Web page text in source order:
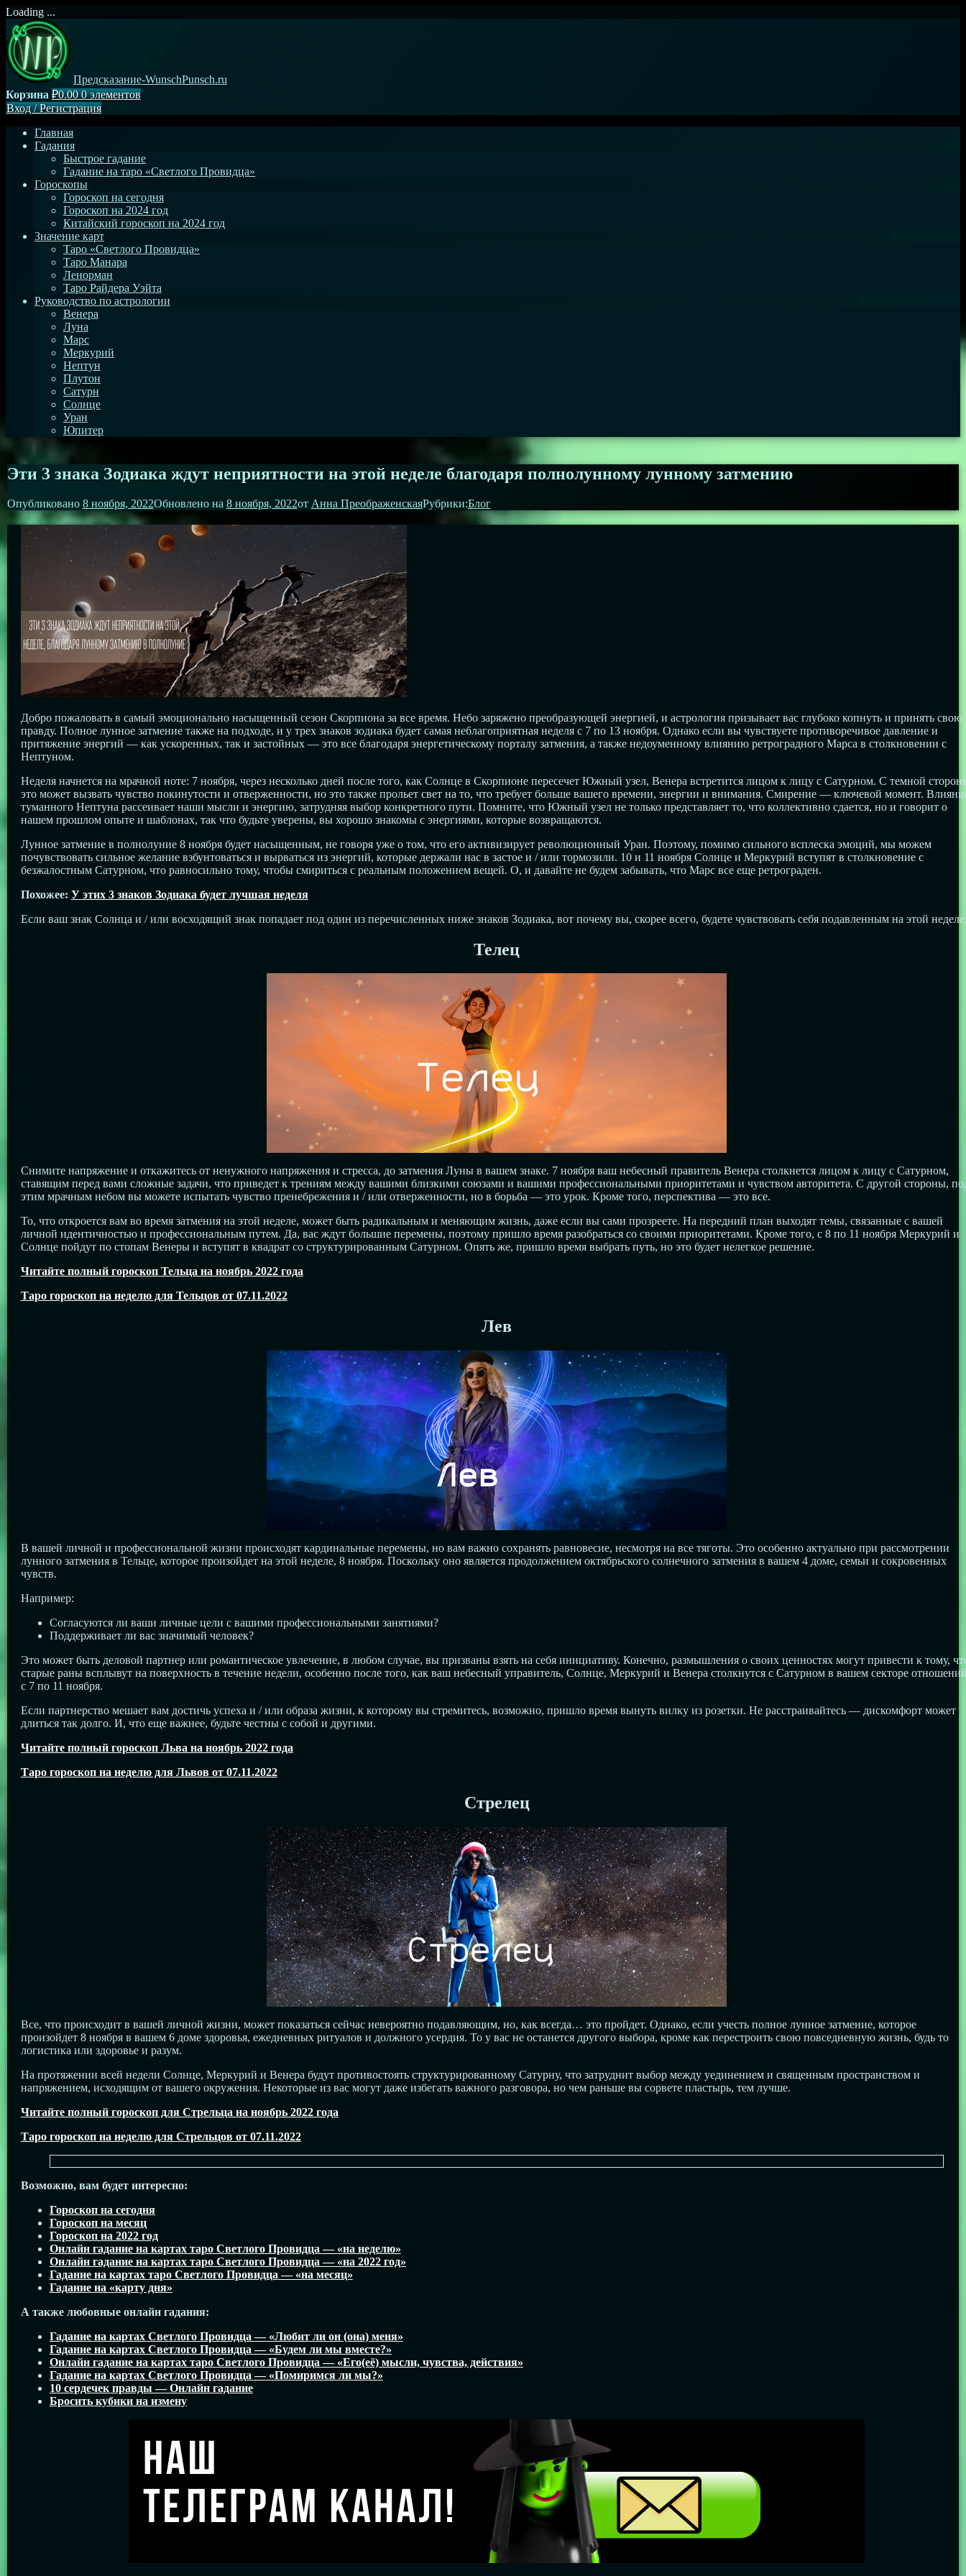
Loading ...
Перейти
к
содержимому
Предсказание-WunschPunsch.ru
Корзина ₽0.000 элементов
Вход/Регистрация
Главная
Гадания
Быстрое гадание
Гадание на таро «Светлого Провидца»
Гороскопы
Гороскоп на сегодня
Гороскоп на 2024 год
Китайский гороскоп на 2024 год
Значение карт
Таро «Светлого Провидца»
Таро Манара
Ленорман
Таро Райдера Уэйта
Руководство по астрологии
Венера
Луна
Марс
Меркурий
Нептун
Плутон
Сатурн
Солнце
Уран
Юпитер
Эти 3 знака Зодиака ждут неприятности на этой неделе благодаря полнолунному лунному затмению
Опубликовано 8 ноября, 2022Обновлено на 8 ноября, 2022от Анна ПреображенскаяРубрики:Блог
Добро пожаловать в самый эмоционально насыщенный сезон Скорпиона за все время. Небо заряжено преобразующей энергией, и астрология призывает вас глубоко копнуть и принять свою
правду. Полное лунное затмение также на подходе, и у трех знаков зодиака будет самая неблагоприятная неделя с 7 по 13 ноября. Однако если вы чувствуете противоречивое давление и
притяжение энергий — как ускоренных, так и застойных — это все благодаря энергетическому порталу затмения, а также недоуменному влиянию ретроградного Марса в столкновении с
Нептуном.
Неделя начнется на мрачной ноте: 7 ноября, через несколько дней после того, как Солнце в Скорпионе пересечет Южный узел, Венера встретится лицом к лицу с Сатурном. С темной
это может вызвать чувство покинутости и отверженности, но это также прольет свет на то, что требует больше вашего времени, энергии и внимания. Смирение — ключевой момент.
туманного Нептуна рассеивает наши мысли и энергию, затрудняя выбор конкретного пути. Помните, что Южный узел не только представляет то, что коллективно сдается, но и говорит о
нашем прошлом опыте и шаблонах, так что будьте уверены, вы хорошо знакомы с энергиями, которые возвращаются.
Лунное затмение в полнолуние 8 ноября будет насыщенным, не говоря уже о том, что его активизирует революционный Уран. Поэтому, помимо сильного всплеска эмоций, мы можем
почувствовать сильное желание взбунтоваться и вырваться из энергий, которые держали нас в застое и / или тормозили. 10 и 11 ноября Солнце и Меркурий вступят в столкновение с
безжалостным Сатурном, что равносильно тому, чтобы смириться с реальным положением вещей. О, и давайте не будем забывать, что Марс все еще ретрограден.
Похожее: У этих 3 знаков Зодиака будет лучшая неделя
Если ваш знак Солнца и / или восходящий знак попадает под один из перечисленных ниже знаков Зодиака, вот почему вы, скорее всего, будете чувствовать себя подавленным на этой
Телец
Снимите напряжение и откажитесь от ненужного напряжения и стресса, до затмения Луны в вашем знаке. 7 ноября ваш небесный правитель Венера столкнется лицом к лицу с Сатурном,
ставящим перед вами сложные задачи, что приведет к трениям между вашими близкими союзами и вашими профессиональными приоритетами и чувством авторитета. С другой стороны,
этим мрачным небом вы можете испытать чувство пренебрежения и / или отверженности, но в борьба — это урок. Кроме того, перспектива — это все.
То, что откроется вам во время затмения на этой неделе, может быть радикальным и меняющим жизнь, даже если вы сами прозреете. На передний план выходят темы, связанные с вашей
личной идентичностью и профессиональным путем. Да, вас ждут большие перемены, поэтому пришло время разобраться со своими приоритетами. Кроме того, с 8 по 11 ноября Меркурий и
Солнце пойдут по стопам Венеры и вступят в квадрат со структурированным Сатурном. Опять же, пришло время выбрать путь, но это будет нелегкое решение.
Читайте полный гороскоп Тельца на ноябрь 2022 года
Таро гороскоп на неделю для Тельцов от 07.11.2022
Лев
В вашей личной и профессиональной жизни происходят кардинальные перемены, но вам важно сохранять равновесие, несмотря на все тяготы. Это особенно актуально при рассмотрении
лунного затмения в Тельце, которое произойдет на этой неделе, 8 ноября. Поскольку оно является продолжением октябрьского солнечного затмения в вашем 4 доме, семьи и сокровенных
чувств.
Например:
Согласуются ли ваши личные цели с вашими профессиональными занятиями?
Поддерживает ли вас значимый человек?
Это может быть деловой партнер или романтическое увлечение, в любом случае, вы призваны взять на себя инициативу. Конечно, размышления о своих ценностях могут привести к тому,
старые раны всплывут на поверхность в течение недели, особенно после того, как ваш небесный управитель, Солнце, Меркурий и Венера столкнутся с Сатурном в вашем секторе
с 7 по 11 ноября.
Если партнерство мешает вам достичь успеха и / или образа жизни, к которому вы стремитесь, возможно, пришло время вынуть вилку из розетки. Не расстраивайтесь — дискомфорт может
длиться так долго. И, что еще важнее, будьте честны с собой и другими.
Читайте полный гороскоп Льва на ноябрь 2022 года
Таро гороскоп на неделю для Львов от 07.11.2022
Стрелец
Все, что происходит в вашей личной жизни, может показаться сейчас невероятно подавляющим, но, как всегда… это пройдет. Однако, если учесть полное лунное затмение, которое
произойдет 8 ноября в вашем 6 доме здоровья, ежедневных ритуалов и должного усердия. То у вас не останется другого выбора, кроме как перестроить свою повседневную жизнь, будь то
логистика или здоровье и разум.
На протяжении всей недели Солнце, Меркурий и Венера будут противостоять структурированному Сатурну, что затруднит выбор между уединением и священным пространством и
напряжением, исходящим от вашего окружения. Некоторые из вас могут даже избегать важного разговора, но чем раньше вы сорвете пластырь, тем лучше.
Читайте полный гороскоп для Стрельца на ноябрь 2022 года
Таро гороскоп на неделю для Стрельцов от 07.11.2022
Возможно, вам будет интересно:
Гороскоп на сегодня
Гороскоп на месяц
Гороскоп на 2022 год
Онлайн гадание на картах таро Светлого Провидца — «на неделю»
Онлайн гадание на картах таро Светлого Провидца — «на 2022 год»
Гадание на картах таро Светлого Провидца — «на месяц»
Гадание на «карту дня»
А также любовные онлайн гадания:
Гадание на картах Светлого Провидца — «Любит ли он (она) меня»
Гадание на картах Светлого Провидца — «Будем ли мы вместе?»
Онлайн гадание на картах таро Светлого Провидца — «Его(её) мысли, чувства, действия»
Гадание на картах Светлого Провидца — «Помиримся ли мы?»
10 сердечек правды — Онлайн гадание
Бросить кубики на измену